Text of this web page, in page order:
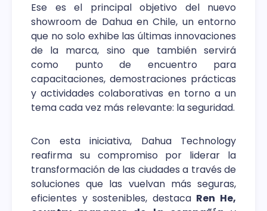
Ese es el principal objetivo del nuevo
showroom de Dahua en Chile, un entorno
que no solo exhibe las últimas innovaciones
de la marca, sino que también servirá
como punto de encuentro para
capacitaciones, demostraciones prácticas
y actividades colaborativas en torno a un
tema cada vez más relevante: la seguridad.
Con esta iniciativa, Dahua Technology
reafirma su compromiso por liderar la
transformación de las ciudades a través de
soluciones que las vuelvan más seguras,
eficientes y sostenibles, destaca Ren He,